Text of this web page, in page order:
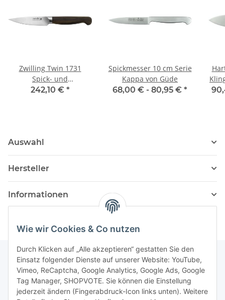
Wie wir Cookies & Co nutzen
Durch Klicken auf „Alle akzeptieren“ gestatten Sie den
Einsatz folgender Dienste auf unserer Website: YouTube,
Vimeo, ReCaptcha, Google Analytics, Google Ads, Google
Tag Manager, SHOPVOTE. Sie können die Einstellung
jederzeit ändern (Fingerabdruck-Icon links unten). Weitere
Zwilling Twin 1731
Spick- und
Garniermesser 10 cm
242,10 € *
Spickmesser 10 cm Serie
Kappa von Güde
68,00 € - 80,95 € *
Auswahl
Hersteller
Informationen
Newsletter Abonnieren